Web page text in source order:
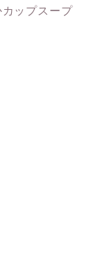
ップスープ